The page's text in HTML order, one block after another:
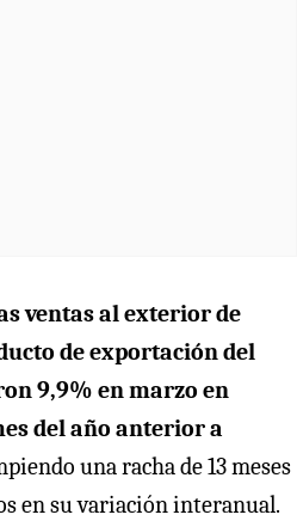
ventas al exterior de
de exportación del
9,9% en marzo en
del año anterior a
una racha de 13 meses
en su variación interanual.